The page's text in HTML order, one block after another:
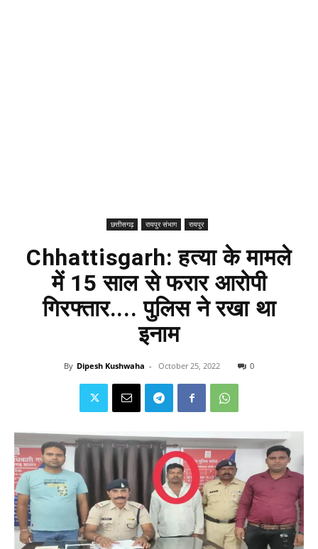
छत्तीसगढ़ रायपुर संभाग रायपुर
Chhattisgarh: हत्या के मामले
में 15 साल से फरार आरोपी
गिरफ्तार.... पुलिस ने रखा था
इनाम
By Dipesh Kushwaha - October 25, 2022 0